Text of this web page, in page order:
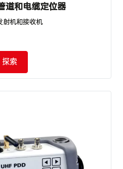
道和电缆定位器
射机和接收机
探索